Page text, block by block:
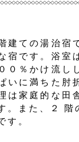
建ての湯治宿
宿です。浴室
０％かけ流し
いに満ちた肘
は家庭的な田
。また、２ 階
す。